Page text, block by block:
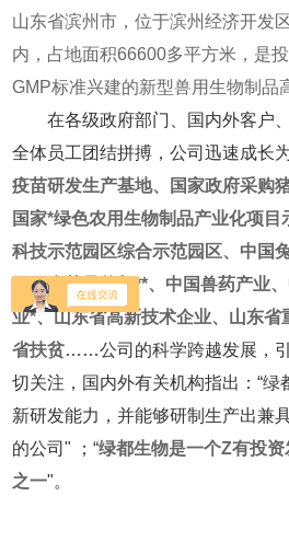
山东省滨州市，位于滨州经济开发
内，占地面积66600多平方米，是
GMP标准兴建的新型兽用生物制品
在各级政府部门、国内外客户、
全体员工团结拼搏，公司迅速成长
疫苗研发生产基地、国家政府采购
国家*绿色农用生物制品产业化项
科技示范园区综合示范园区、中国
鸭用疫苗品牌与**、中国兽药产业
业*、山东省高新技术企业、山东省
省扶贫……公司的科学跨越发展，
切关注，国内外有关机构指出：“绿
新研发能力，并能够研制生产出兼
的公司" ；“绿都生物是一个Z有投
之一"。